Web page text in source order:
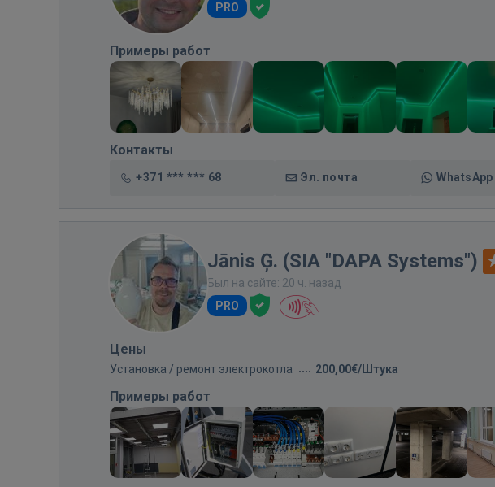
PRO
Примеры работ
Контакты
+371 *** *** 68 Эл. почта WhatsApp
Jānis Ģ. (SIA "DAPA Systems")
Был на сайте: 20 ч. назад
PRO
Цены
Установка / ремонт электрокотла 200,00€/Штука
Примеры работ